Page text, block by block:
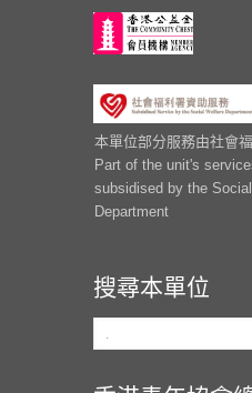
本單位部分服務由社會
Part of the unit's
subsidised by the
Department
搜尋本單位